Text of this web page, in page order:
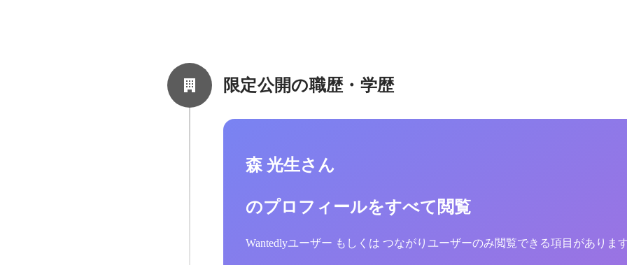
限定公開の職歴・学歴
森 光生さん
のプロフィールをすべて閲覧
Wantedlyユーザー もしくは つながりユーザーのみ閲覧できる項目がありま